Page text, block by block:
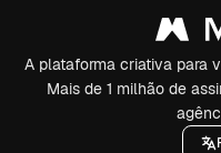
A plataforma criativa para
Mais de 1 milhão de